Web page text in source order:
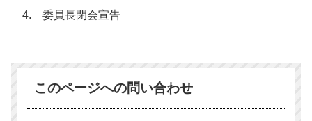
4. 委員長閉会宣告
このページへの問い合わせ